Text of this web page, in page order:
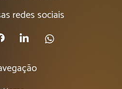
redes sociais